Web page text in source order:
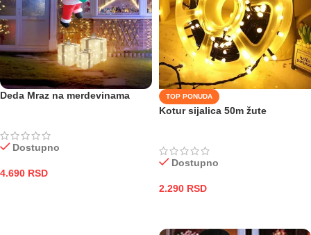
Deda Mraz na merdevinama
Dostupno
4.690 RSD
TOP PONUDA
Kotur sijalica 50m žute
Dostupno
2.290 RSD